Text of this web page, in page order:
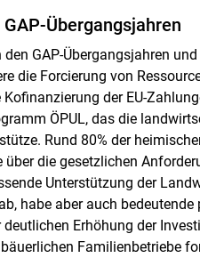
Übergangsjahren
GAP-Übergangsjahren
die Forcierung von
der EU-
ÖPUL, das die
Rund 80% der
die gesetzlichen
Unterstützung der
habe aber auch
Erhöhung der
Familienbetriebe